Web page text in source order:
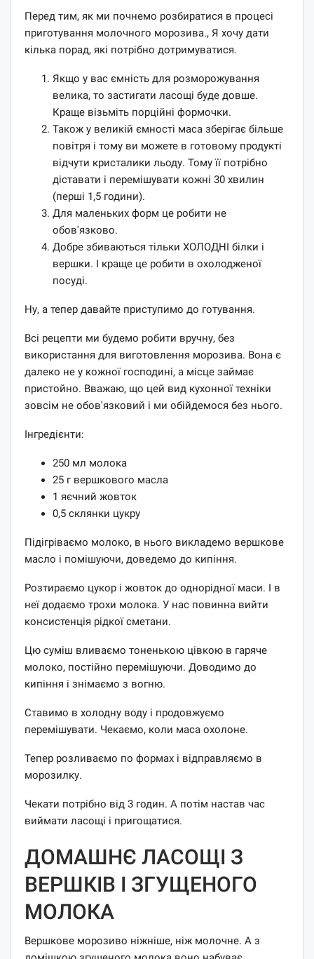
Перед тим, як ми почнемо розбиратися в процесі
приготування молочного морозива., Я хочу дати
кілька порад, які потрібно дотримуватися.
Якщо у вас ємність для розморожування
велика, то застигати ласощі буде довше.
Краще візьміть порційні формочки.
Також у великій ємності маса зберігає більше
повітря і тому ви можете в готовому продукті
відчути кристалики льоду. Тому її потрібно
діставати і перемішувати кожні 30 хвилин
(перші 1,5 години).
Для маленьких форм це робити не
обов'язково.
Добре збиваються тільки ХОЛОДНІ білки і
вершки. І краще це робити в охолодженої
посуді.
Ну, а тепер давайте приступимо до готування.
Всі рецепти ми будемо робити вручну, без
використання для виготовлення морозива. Вона є
далеко не у кожної господині, а місце займає
пристойно. Вважаю, що цей вид кухонної техніки
зовсім не обов'язковий і ми обійдемося без нього.
Інгредієнти:
250 мл молока
25 г вершкового масла
1 яєчний жовток
0,5 склянки цукру
Підігріваємо молоко, в нього викладемо вершкове
масло і помішуючи, доведемо до кипіння.
Розтираємо цукор і жовток до однорідної маси. І в
неї додаємо трохи молока. У нас повинна вийти
консистенція рідкої сметани.
Цю суміш вливаємо тоненькою цівкою в гаряче
молоко, постійно перемішуючи. Доводимо до
кипіння і знімаємо з вогню.
Ставимо в холодну воду і продовжуємо
перемішувати. Чекаємо, коли маса охолоне.
Тепер розливаємо по формах і відправляємо в
морозилку.
Чекати потрібно від 3 годин. А потім настав час
виймати ласощі і пригощатися.
ДОМАШНЄ ЛАСОЩІ З
ВЕРШКІВ І ЗГУЩЕНОГО
МОЛОКА
Вершкове морозиво ніжніше, ніж молочне. А з